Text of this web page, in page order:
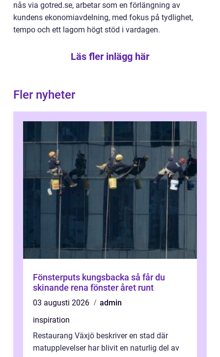
nås via gotred.se, arbetar som en förlängning av
kundens ekonomiavdelning, med fokus på tydlighet,
tempo och ett lagom högt stöd i vardagen.
Läs fler inlägg här
Fler nyheter
Fönsterputs kungsbacka så får du
skinande rena fönster året runt
03 augusti 2026
admin
inspiration
Restaurang Växjö beskriver en stad där
matupplevelser har blivit en naturlig del av